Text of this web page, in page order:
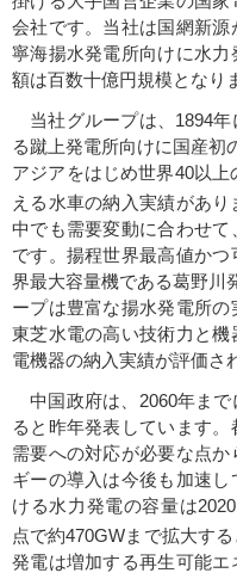
会社です。当社は国網新
寧海揚水発電所向けに水
額は百数十億円規模となり
当社グループは、1894年
る蹴上発電所向けに国産初
アジアをはじめ世界40以上
える水車の納入実績があり
中でも需要変動に合わせ
です。揚程世界最高値か
界最大容量機である葛野川
ープは豊富な揚水発電所
東芝水電の高い技術力と
電機器の納入実績が評価さ
中国政府は、2060年まで
ると昨年発表しています
需要への対応が必要な点
ギーの導入は今後も加速
ける水力発電の容量は
点で約470GWまで拡大す
発電は増加する再生可能